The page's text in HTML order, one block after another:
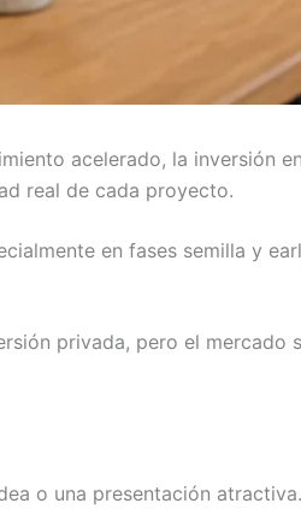
acelerado, la inversión
real de cada proyecto.
en fases semilla y
privada, pero el mercado
o una presentación